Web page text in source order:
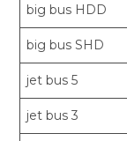
big bus HDD
big bus SHD
jet bus 5
jet bus 3